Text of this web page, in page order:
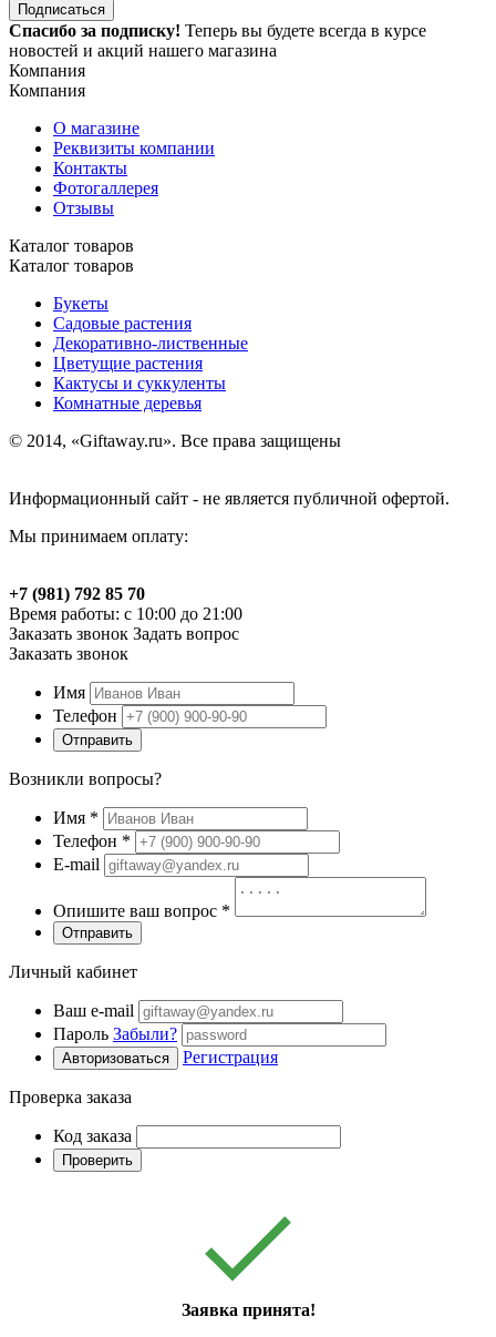
Подписаться
Спасибо за подписку! Теперь вы будете всегда в курсе
новостей и акций нашего магазина
Компания
Компания
О магазине
Реквизиты компании
Контакты
Фотогаллерея
Отзывы
Каталог товаров
Каталог товаров
Букеты
Садовые растения
Декоративно-лиственные
Цветущие растения
Кактусы и суккуленты
Комнатные деревья
© 2014, «Giftaway.ru». Все права защищены
Информационный сайт - не является публичной офертой.
Мы принимаем оплату:
+7 (981) 792 85 70
Время работы: с 10:00 до 21:00
Заказать звонок Задать вопрос
Заказать звонок
Имя
Телефон
Отправить
Возникли вопросы?
Имя *
Телефон *
E-mail
Опишите ваш вопрос *
Отправить
Личный кабинет
Ваш e-mail
Пароль Забыли?
Авторизоваться Регистрация
Проверка заказа
Код заказа
Проверить
Заявка принята!